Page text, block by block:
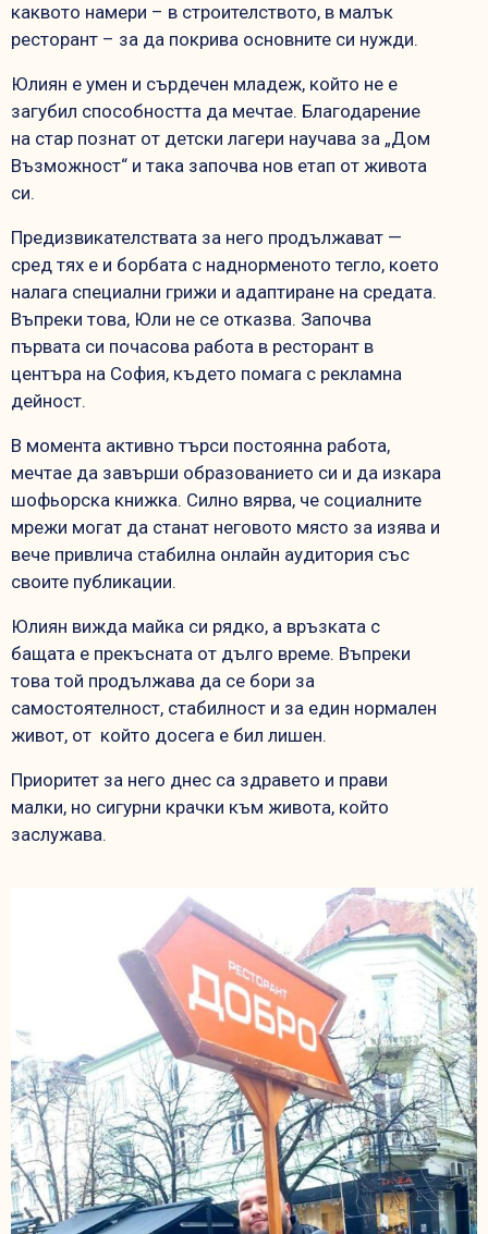
каквото намери – в строителството, в малък
ресторант – за да покрива основните си нужди.
Юлиян е умен и сърдечен младеж, който не е
загубил способността да мечтае. Благодарение
на стар познат от детски лагери научава за „Дом
Възможност“ и така започва нов етап от живота
си.
Предизвикателствата за него продължават —
сред тях е и борбата с наднорменото тегло, което
налага специални грижи и адаптиране на средата.
Въпреки това, Юли не се отказва. Започва
първата си почасова работа в ресторант в
центъра на София, където помага с рекламна
дейност.
В момента активно търси постоянна работа,
мечтае да завърши образованието си и да изкара
шофьорска книжка. Силно вярва, че социалните
мрежи могат да станат неговото място за изява и
вече привлича стабилна онлайн аудитория със
своите публикации.
Юлиян вижда майка си рядко, а връзката с
бащата е прекъсната от дълго време. Въпреки
това той продължава да се бори за
самостоятелност, стабилност и за един нормален
живот, от който досега е бил лишен.
Приоритет за него днес са здравето и прави
малки, но сигурни крачки към живота, който
заслужава.